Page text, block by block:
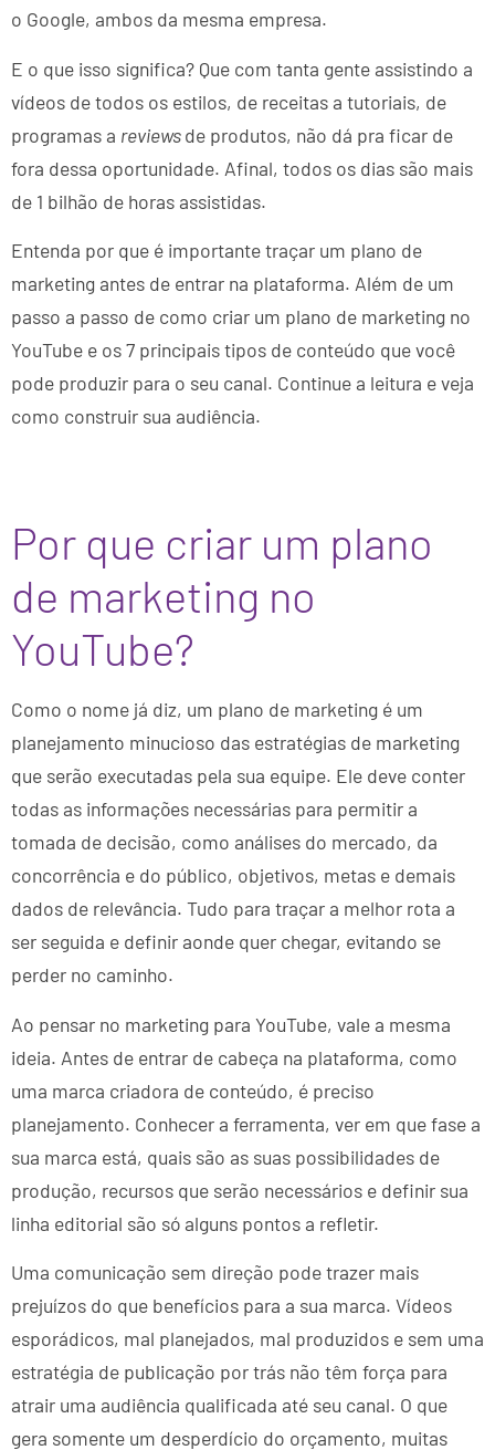
o Google, ambos da mesma empresa.
E o que isso significa? Que com tanta gente assistindo a
vídeos de todos os estilos, de receitas a tutoriais, de
programas a reviewsde produtos, não dá pra ficar de
fora dessa oportunidade. Afinal, todos os dias são mais
de 1 bilhão de horas assistidas.
Entenda por que é importante traçar um plano de
marketing antes de entrar na plataforma. Além de um
passo a passo de como criar um plano de marketing no
YouTube e os 7 principais tipos de conteúdo que você
pode produzir para o seu canal. Continue a leitura e veja
como construir sua audiência.
Por que criar um plano
de marketing no
YouTube?
Como o nome já diz, um plano de marketing é um
planejamento minucioso das estratégias de marketing
que serão executadas pela sua equipe. Ele deve conter
todas as informações necessárias para permitir a
tomada de decisão, como análises do mercado, da
concorrência e do público, objetivos, metas e demais
dados de relevância. Tudo para traçar a melhor rota a
ser seguida e definir aonde quer chegar, evitando se
perder no caminho.
Ao pensar no marketing para YouTube, vale a mesma
ideia. Antes de entrar de cabeça na plataforma, como
uma marca criadora de conteúdo, é preciso
planejamento. Conhecer a ferramenta, ver em que fase a
sua marca está, quais são as suas possibilidades de
produção, recursos que serão necessários e definir sua
linha editorial são só alguns pontos a refletir.
Uma comunicação sem direção pode trazer mais
prejuízos do que benefícios para a sua marca. Vídeos
esporádicos, mal planejados, mal produzidos e sem uma
estratégia de publicação por trás não têm força para
atrair uma audiência qualificada até seu canal. O que
gera somente um desperdício do orçamento, muitas